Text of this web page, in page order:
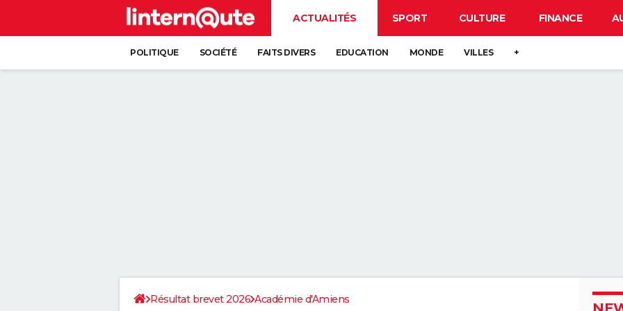
ACTUALITÉS SPORT CULTURE FINANCE
POLITIQUE SOCIÉTÉ FAITS DIVERS EDUCATION MONDE VILLES +
Résultat brevet 2026 Académie d'Amiens